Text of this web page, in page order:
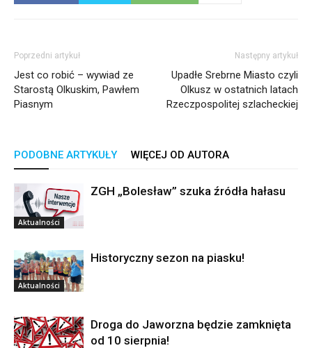
Poprzedni artykuł
Jest co robić – wywiad ze
Starostą Olkuskim, Pawłem
Piasnym
Następny artykuł
Upadłe Srebrne Miasto czyli
Olkusz w ostatnich latach
Rzeczpospolitej szlacheckiej
PODOBNE ARTYKUŁY WIĘCEJ OD AUTORA
Aktualności
ZGH „Bolesław” szuka źródła hałasu
Aktualności
Historyczny sezon na piasku!
Droga do Jaworzna będzie zamknięta
od 10 sierpnia!